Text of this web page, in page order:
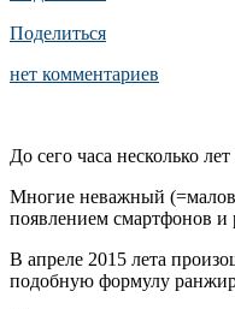
Поделиться
нет комментариев
До сего часа несколько
Многие неважный
появлением смартфонов и
В апреле 2015 лета
подобную формулу